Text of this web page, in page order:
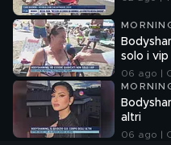
solo i vip
06 ago |
altri
06 ago |